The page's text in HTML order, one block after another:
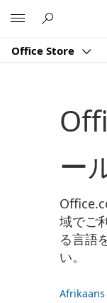
Office Store
ー
域でご
る言語
い。